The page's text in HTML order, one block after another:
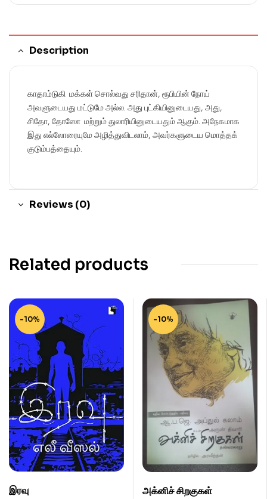
Description
காதாம்டுகி மக்கள் சொல்வது சரிதான், ரூபியின் நோய்
அவளுடையது மட்டுமே அல்ல. அது புட்கியினுடையது, அது,
சிதோ, தோஸோ மற்றும் துலாரியினுடையதும் ஆகும். அநேகமாக
இது எல்லோரையுமே அழித்துவிடலாம், அவர்களுடைய மொத்தக்
குடும்பத்தையும்.
Reviews (0)
Related products
-10%
இரவு
-10%
அக்னிச் சிறகுகள்